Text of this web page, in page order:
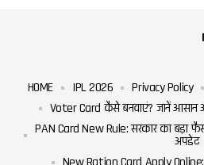
HOME IPL 2026 Privacy Policy
Voter Card कैसे बनवाएं? जानें
PAN Card New Rule: सरकार का बड़ा
अपडेट